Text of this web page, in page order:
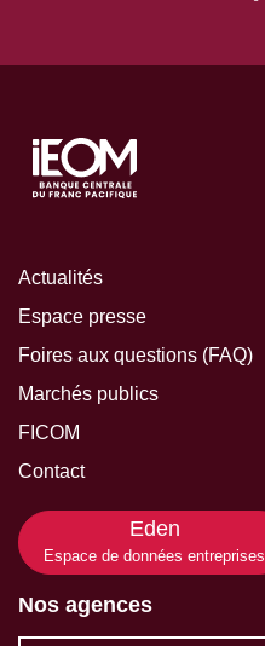
Actualités
Espace presse
Foires aux questions (FAQ)
Marchés publics
FICOM
Contact
Eden
Espace de données entreprises
Nos agences